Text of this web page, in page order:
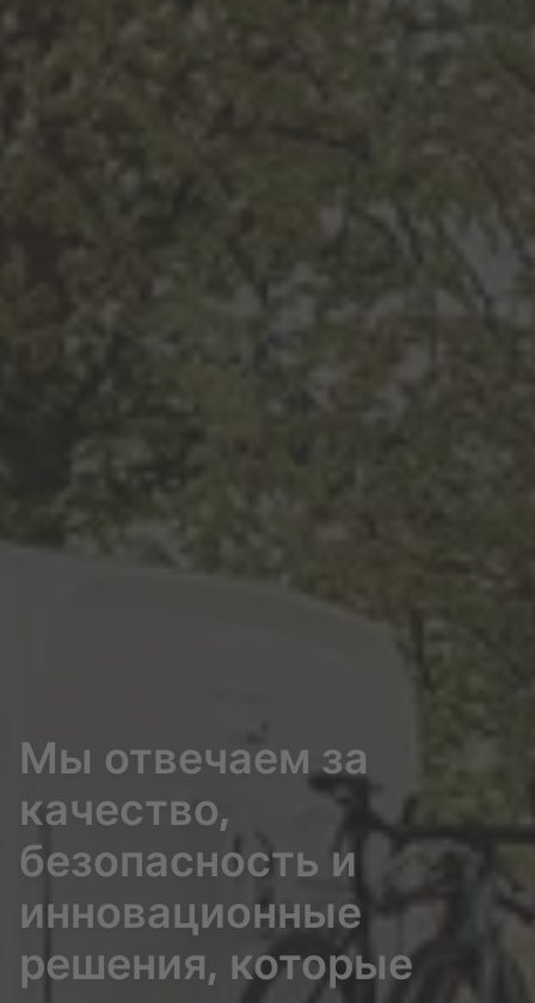
Мы отвечаем за
качество,
безопасность и
инновационные
решения, которые